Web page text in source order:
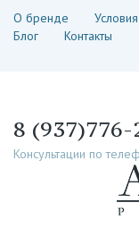
О бренде
Блог
Контакты
8 (937)776-
Консультации по